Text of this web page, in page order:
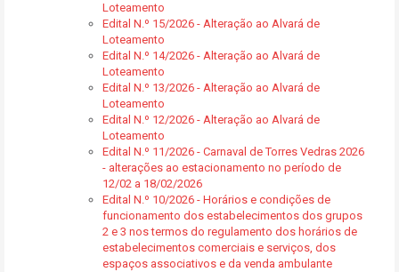
Loteamento
Edital N.º 15/2026 - Alteração ao Alvará de
Loteamento
Edital N.º 14/2026 - Alteração ao Alvará de
Loteamento
Edital N.º 13/2026 - Alteração ao Alvará de
Loteamento
Edital N.º 12/2026 - Alteração ao Alvará de
Loteamento
Edital N.º 11/2026 - Carnaval de Torres Vedras 2026
- alterações ao estacionamento no período de
12/02 a 18/02/2026
Edital N.º 10/2026 - Horários e condições de
funcionamento dos estabelecimentos dos grupos
2 e 3 nos termos do regulamento dos horários de
estabelecimentos comerciais e serviços, dos
espaços associativos e da venda ambulante